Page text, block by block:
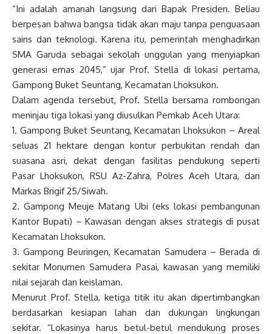
“Ini adalah amanah langsung dari Bapak Presiden. Beliau
berpesan bahwa bangsa tidak akan maju tanpa penguasaan
sains dan teknologi. Karena itu, pemerintah menghadirkan
SMA Garuda sebagai sekolah unggulan yang menyiapkan
generasi emas 2045,” ujar Prof. Stella di lokasi pertama,
Gampong Buket Seuntang, Kecamatan Lhoksukon.
Dalam agenda tersebut, Prof. Stella bersama rombongan
meninjau tiga lokasi yang diusulkan Pemkab Aceh Utara:
1. Gampong Buket Seuntang, Kecamatan Lhoksukon – Areal
seluas 21 hektare dengan kontur perbukitan rendah dan
suasana asri, dekat dengan fasilitas pendukung seperti
Pasar Lhoksukon, RSU Az-Zahra, Polres Aceh Utara, dan
Markas Brigif 25/Siwah.
2. Gampong Meuje Matang Ubi (eks lokasi pembangunan
Kantor Bupati) – Kawasan dengan akses strategis di pusat
Kecamatan Lhoksukon.
3. Gampong Beuringen, Kecamatan Samudera – Berada di
sekitar Monumen Samudera Pasai, kawasan yang memiliki
nilai sejarah dan keislaman.
Menurut Prof. Stella, ketiga titik itu akan dipertimbangkan
berdasarkan kesiapan lahan dan dukungan lingkungan
sekitar. “Lokasinya harus betul-betul mendukung proses